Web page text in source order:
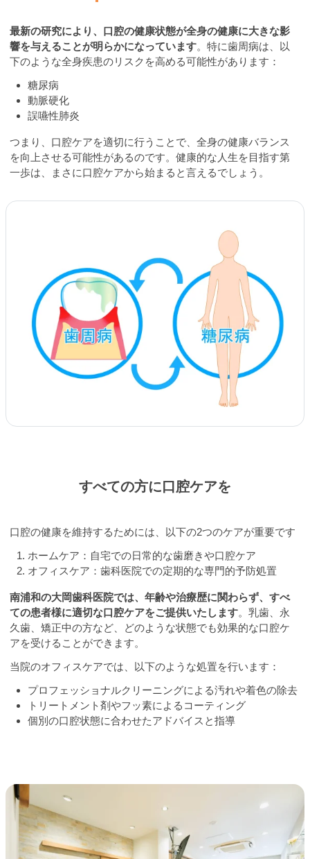
最新の研究により、口腔の健康状態が全身の健康に大きな影
響を与えることが明らかになっています。特に歯周病は、以
下のような全身疾患のリスクを高める可能性があります：
糖尿病
動脈硬化
誤嚥性肺炎
つまり、口腔ケアを適切に行うことで、全身の健康バランス
を向上させる可能性があるのです。健康的な人生を目指す第
一歩は、まさに口腔ケアから始まると言えるでしょう。
すべての方に口腔ケアを
口腔の健康を維持するためには、以下の2つのケアが重要です
ホームケア：自宅での日常的な歯磨きや口腔ケア
オフィスケア：歯科医院での定期的な専門的予防処置
南浦和の大岡歯科医院では、年齢や治療歴に関わらず、すべ
ての患者様に適切な口腔ケアをご提供いたします。乳歯、永
久歯、矯正中の方など、どのような状態でも効果的な口腔ケ
アを受けることができます。
当院のオフィスケアでは、以下のような処置を行います：
プロフェッショナルクリーニングによる汚れや着色の除去
トリートメント剤やフッ素によるコーティング
個別の口腔状態に合わせたアドバイスと指導